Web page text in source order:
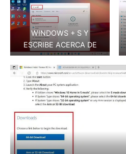
WINDOWS + S Y
ESCRIBE ACERCA DE